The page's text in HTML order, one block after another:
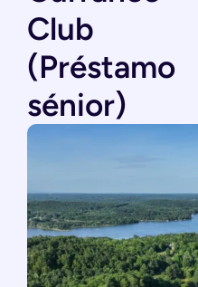
Club
(Préstamo
sénior)